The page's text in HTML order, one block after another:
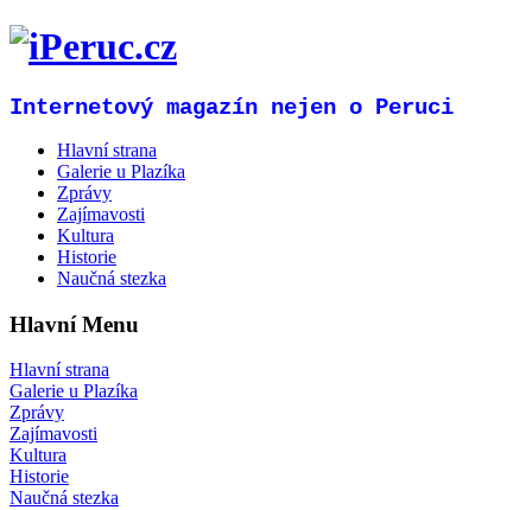
Internetový magazín nejen o Peruci
Hlavní strana
Galerie u Plazíka
Zprávy
Zajímavosti
Kultura
Historie
Naučná stezka
Hlavní Menu
Hlavní strana
Galerie u Plazíka
Zprávy
Zajímavosti
Kultura
Historie
Naučná stezka